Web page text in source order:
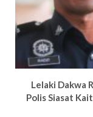
Lelaki Dakwa
Polis Siasat